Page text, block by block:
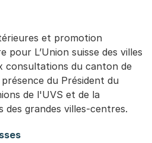
et promotion
pour L’Union suisse des villes
consultations du canton de
du Président du
de l'UVS et de la
grandes villes-centres.